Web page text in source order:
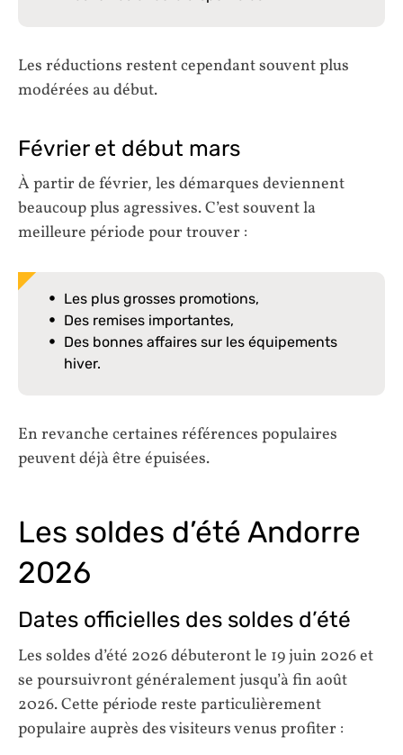
Les réductions restent cependant souvent plus
modérées au début.
Février et début mars
À partir de février, les démarques deviennent
beaucoup plus agressives. C’est souvent la
meilleure période pour trouver :
Les plus grosses promotions,
Des remises importantes,
Des bonnes affaires sur les équipements
hiver.
En revanche certaines références populaires
peuvent déjà être épuisées.
Les soldes d’été Andorre
2026
Dates officielles des soldes d’été
Les soldes d’été 2026 débuteront le 19 juin 2026 et
se poursuivront généralement jusqu’à fin août
2026. Cette période reste particulièrement
populaire auprès des visiteurs venus profiter :